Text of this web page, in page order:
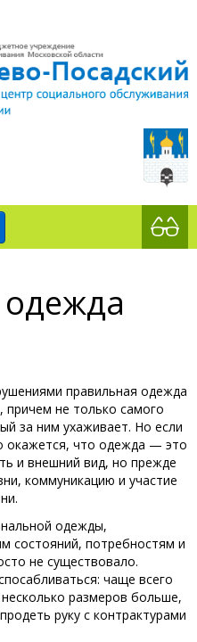
правильная одежда
не только самого
за ним ухаживает. Но если
окажется, что одежда — это
и внешний вид, но прежде
коммуникацию и участие
одежды,
состояний, потребностям и
не существовало.
чаще всего
размеров больше,
руку с контрактурами